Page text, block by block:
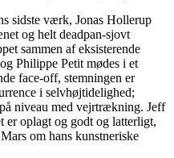
sidste værk, Jonas Hollerup
og helt deadpan-sjovt
sammen af eksisterende
Philippe Petit mødes i et
face-off, stemningen er
i selvhøjtidelighed;
niveau med vejrtrækning. Jeff
er oplagt og godt og latterligt,
om hans kunstneriske